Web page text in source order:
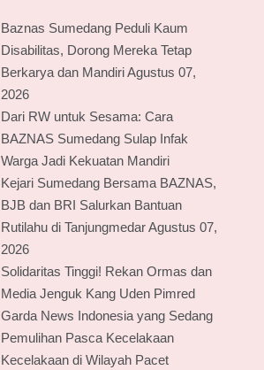
Baznas Sumedang Peduli Kaum
Disabilitas, Dorong Mereka Tetap
Berkarya dan Mandiri Agustus 07,
2026
Dari RW untuk Sesama: Cara
BAZNAS Sumedang Sulap Infak
Warga Jadi Kekuatan Mandiri
Kejari Sumedang Bersama BAZNAS,
BJB dan BRI Salurkan Bantuan
Rutilahu di Tanjungmedar Agustus 07,
2026
Solidaritas Tinggi! Rekan Ormas dan
Media Jenguk Kang Uden Pimred
Garda News Indonesia yang Sedang
Pemulihan Pasca Kecelakaan
Kecelakaan di Wilayah Pacet